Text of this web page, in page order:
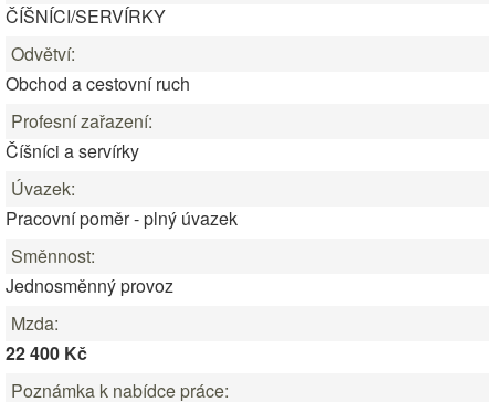
ČÍŠNÍCI/SERVÍRKY
Odvětví:
Obchod a cestovní ruch
Profesní zařazení:
Číšníci a servírky
Úvazek:
Pracovní poměr - plný úvazek
Směnnost:
Jednosměnný provoz
Mzda:
22 400 Kč
Poznámka k nabídce práce: